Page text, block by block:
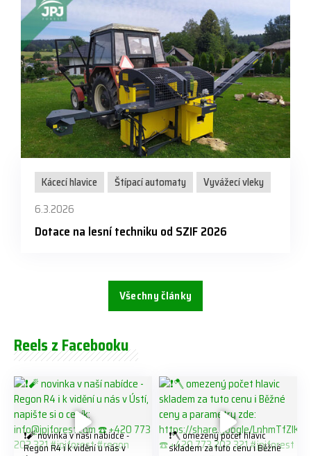
Kácecí hlavice Štípací automaty
Vyvážecí vleky
6.3.2026
Dotace na lesní techniku od SZIF 2026
Všechny články
Reels z Facebooku
❗️🧨 novinka v naší nabídce -
Regon R4 ℹ️ k vidění u nás v
❗️🪓 omezený počet hlavic
skladem za tuto cenu ℹ️ Běžné